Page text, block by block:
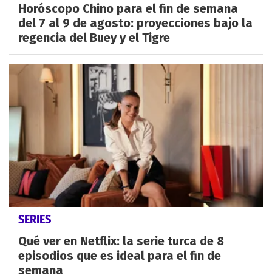
Horóscopo Chino para el fin de semana
del 7 al 9 de agosto: proyecciones bajo la
regencia del Buey y el Tigre
SERIES
Qué ver en Netflix: la serie turca de 8
episodios que es ideal para el fin de
semana